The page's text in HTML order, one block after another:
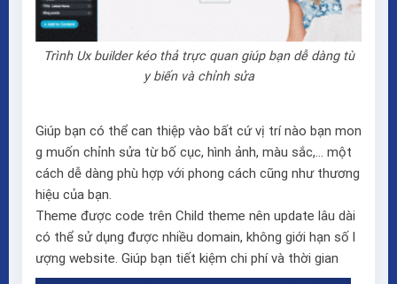
Trình Ux builder kéo thả trực quan giúp bạn dễ dàng tù
y biến và chỉnh sửa
Giúp bạn có thể can thiệp vào bất cứ vị trí nào bạn mon
g muốn chỉnh sửa từ bố cục, hình ảnh, màu sắc,… một
cách dễ dàng phù hợp với phong cách cũng như thương
hiệu của bạn.
Theme được code trên Child theme nên update lâu dài
có thể sử dụng được nhiều domain, không giới hạn số l
ượng website. Giúp bạn tiết kiệm chi phí và thời gian